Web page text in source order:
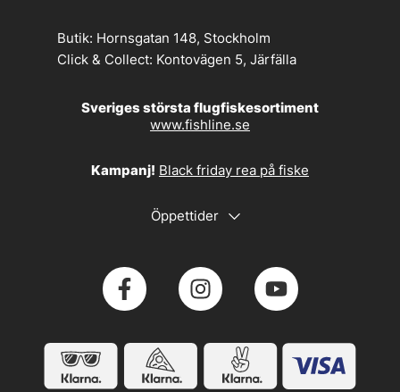
Butik: Hornsgatan 148, Stockholm
Click & Collect: Kontovägen 5, Järfälla
Sveriges största flugfiskesortiment
www.fishline.se
Kampanj! Black friday rea på fiske
Öppettider